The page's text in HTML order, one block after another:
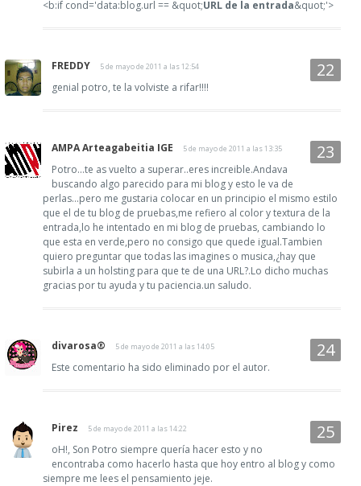
<b:if cond='data:blog.url == &quot;URL de la entrada&quot;'>
FREDDY 5 de mayo de 2011 a las 12:54
genial potro, te la volviste a rifar!!!!
AMPA Arteagabeitia IGE 5 de mayo de 2011 a las 13:35
Potro...te as vuelto a superar..eres increible.Andava
buscando algo parecido para mi blog y esto le va de
perlas...pero me gustaria colocar en un principio el mismo estilo
que el de tu blog de pruebas,me refiero al color y textura de la
entrada,lo he intentado en mi blog de pruebas, cambiando lo
que esta en verde,pero no consigo que quede igual.Tambien
quiero preguntar que todas las imagines o musica,¿hay que
subirla a un holsting para que te de una URL?.Lo dicho muchas
gracias por tu ayuda y tu paciencia.un saludo.
divarosa® 5 de mayo de 2011 a las 14:05
Este comentario ha sido eliminado por el autor.
Pirez 5 de mayo de 2011 a las 14:22
oH!, Son Potro siempre quería hacer esto y no
encontraba como hacerlo hasta que hoy entro al blog y como
siempre me lees el pensamiento jeje.